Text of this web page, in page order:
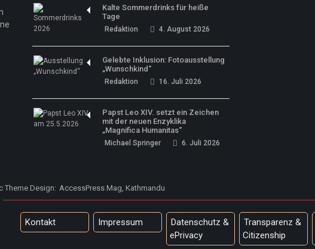
Kalte Sommerdrinks für heiße
Tage
Redaktion 4. August 2026
Gelebte Inklusion: Fotoausstellung
„Wunschkind“
Redaktion 16. Juli 2026
Papst Leo XIV. setzt ein Zeichen
mit der neuen Enzyklika
„Magnifica Humanitas“
Michael Springer 6. Juli 2026
Theme Design: AccessPress Mag, Kathmandu
Kontakt Impressum
Datenschutz &
ePrivacy
Transparenz &
Citizenship